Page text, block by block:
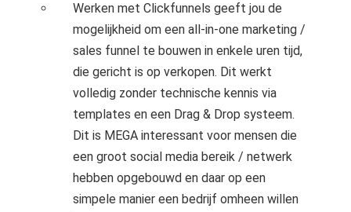
Werken met Clickfunnels geeft jou de
mogelijkheid om een all-in-one marketing /
sales funnel te bouwen in enkele uren tijd,
die gericht is op verkopen. Dit werkt
volledig zonder technische kennis via
templates en een Drag & Drop systeem.
Dit is MEGA interessant voor mensen die
een groot social media bereik / netwerk
hebben opgebouwd en daar op een
simpele manier een bedrijf omheen willen